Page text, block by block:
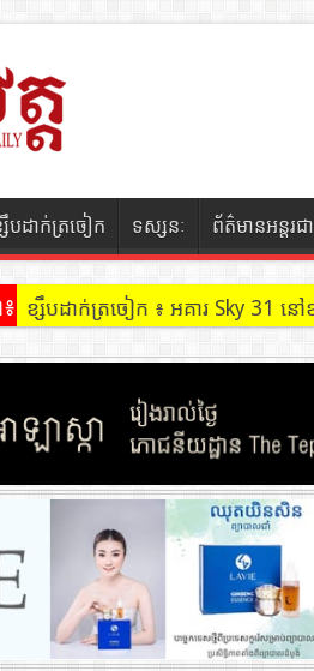
បដាក់ត្រចៀក ទស្សនៈ ព័ត៌មានអន្តរជ
ខ្សឹបដាក់ត្រចៀក ៖ អគារ Sky 31